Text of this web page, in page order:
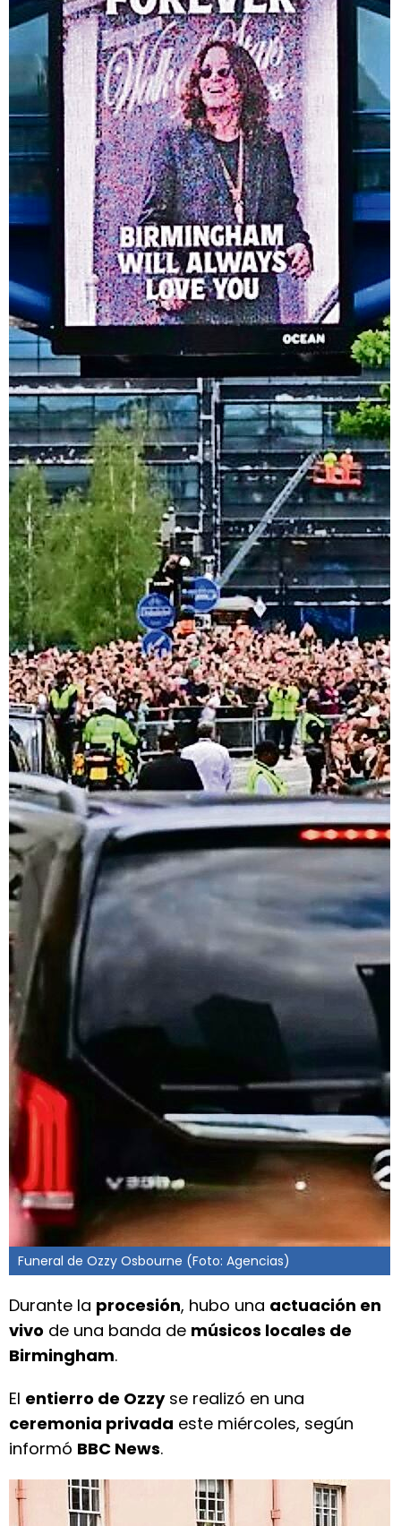
Funeral de Ozzy Osbourne (Foto: Agencias)
Durante la procesión, hubo una actuación en
vivo de una banda de músicos locales de
Birmingham.
El entierro de Ozzyse realizó en una
ceremonia privada este miércoles, según
informó BBC News.